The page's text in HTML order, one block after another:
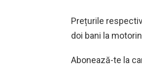
Prețurile
doi bani la
Abonează-te la